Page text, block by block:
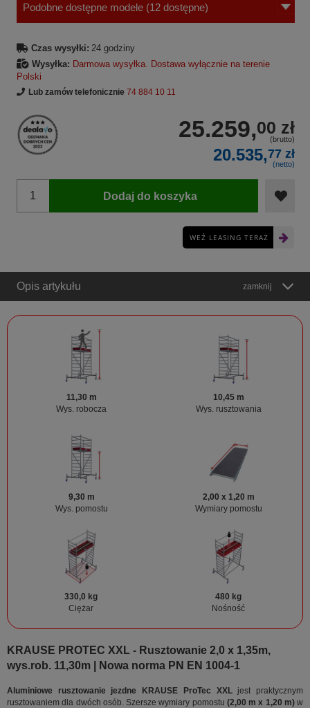
Podobne dostępne modele (12 dostępne)
Czas wysyłki: 24 godziny
Wysyłka: Darmowa wysyłka. Dostawa wyłącznie na terenie
Polski
Lub zamów telefonicznie 74 884 10 11
25.259,00 zł
(brutto)
20.535,77 zł
(netto)
Dodaj do koszyka
WEŹ LEASING TERAZ
Opis artykułu zamknij
11,30 m
Wys. robocza
10,45 m
Wys. rusztowania
9,30 m
Wys. pomostu
2,00 x 1,20 m
Wymiary pomostu
330,0 kg
Ciężar
480 kg
Nośność
KRAUSE PROTEC XXL - Rusztowanie 2,0 x 1,35m,
wys.rob. 11,30m | Nowa norma PN EN 1004-1
Aluminiowe rusztowanie jezdne KRAUSE ProTec XXLjest praktycznym
rusztowaniem dla dwóch osób. Szersze wymiary pomostu (2,00 m x 1,20 m)w